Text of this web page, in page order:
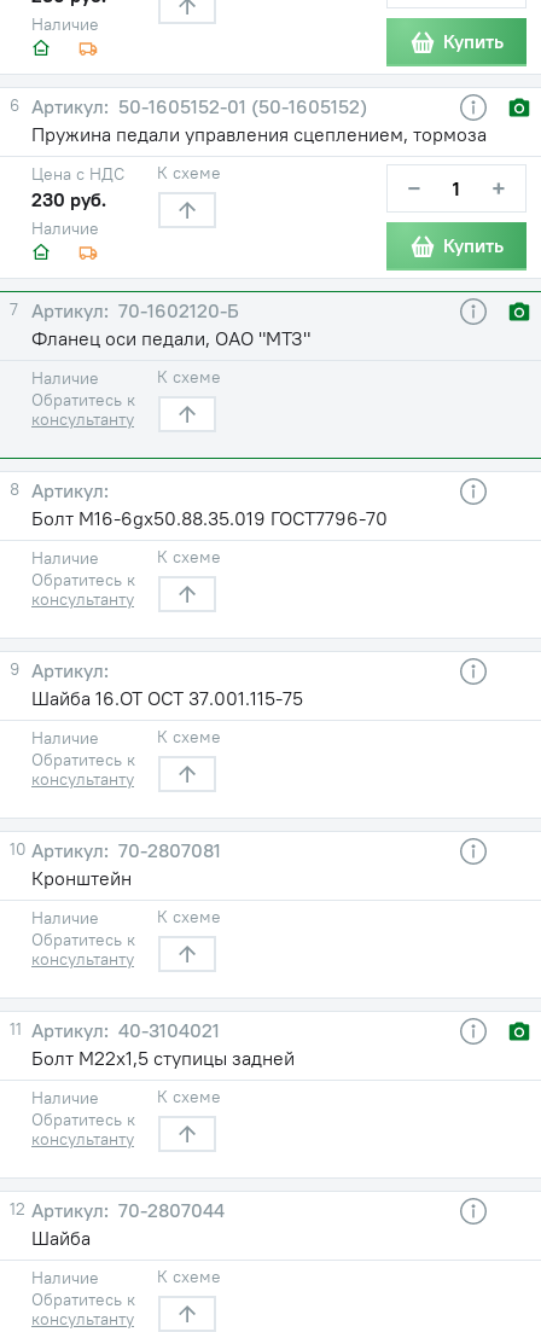
Наличие
Купить
6
50-1605152-01 (50-1605152)
Пружина педали управления сцеплением, тормоза
Наличие
Цена с НДС
230 руб.
К схеме − +
Купить
7
70-1602120-Б
Фланец оси педали, ОАО "МТЗ"
Наличие
Обратитесь к
консультанту
К схеме
8
Болт М16-6gх50.88.35.019 ГОСТ7796-70
Наличие
Обратитесь к
консультанту
К схеме
9
Шайба 16.ОТ ОСТ 37.001.115-75
Наличие
Обратитесь к
консультанту
К схеме
10
70-2807081
Кронштейн
Наличие
Обратитесь к
консультанту
К схеме
11
40-3104021
Болт М22х1,5 ступицы задней
Наличие
Обратитесь к
консультанту
К схеме
12
70-2807044
Шайба
Наличие
Обратитесь к
консультанту
К схеме